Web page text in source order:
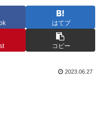
はてブ
コピー
2023.06.27